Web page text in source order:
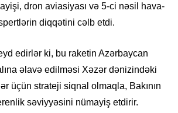
dron aviasiyası və 5-ci nəsil hava-
diqqətini cəlb etdi.
edirlər ki, bu raketin Azərbaycan
əlavə edilməsi Xəzər dənizindəki
üçün strateji siqnal olmaqla, Bakının
səviyyəsini nümayiş etdirir.